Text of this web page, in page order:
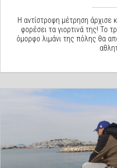
Η αντίστροφη μέτρηση άρχισε
φορέσει τα γιορτινά της! Το
όμορφο λιμάνι της πόλης θα